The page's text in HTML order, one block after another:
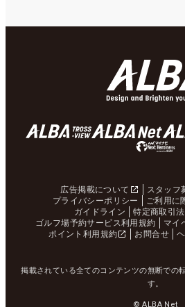
広告掲載について スタッフ
プライバシーポリシー
ご利用に
ガイドライン
特定商取引
ゴルフ場予約サービス利用規約
マイ
ポイント利用規約
お問合せ
掲載されている全てのコンテンツの無断での
す。
© ALBA Net